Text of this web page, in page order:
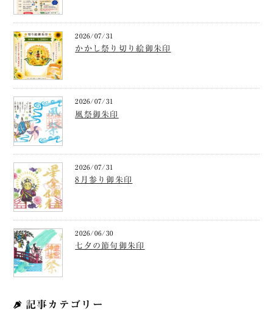
2026/07/31
かかし祭り切り絵御朱印
2026/07/31
風祭御朱印
2026/07/31
8月参り御朱印
2026/06/30
七夕の節句御朱印
記事カテゴリー